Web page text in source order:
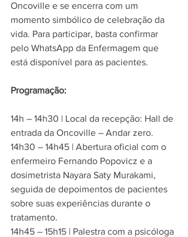
Oncoville e se encerra com um
momento simbólico de celebração da
vida. Para participar, basta confirmar
pelo WhatsApp da Enfermagem que
está disponível para as pacientes.
Programação:
14h – 14h30 | Local da recepção: Hall de
entrada da Oncoville – Andar zero.
14h30 – 14h45 | Abertura oficial com o
enfermeiro Fernando Popovicz e a
dosimetrista Nayara Saty Murakami,
seguida de depoimentos de pacientes
sobre suas experiências durante o
tratamento.
14h45 – 15h15 | Palestra com a psicóloga